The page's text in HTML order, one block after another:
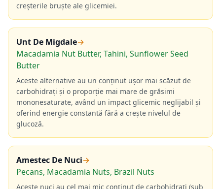
creșterile bruște ale glicemiei.
Unt De Migdale→
Macadamia Nut Butter, Tahini, Sunflower Seed
Butter
Aceste alternative au un conținut ușor mai scăzut de
carbohidrați și o proporție mai mare de grăsimi
mononesaturate, având un impact glicemic neglijabil și
oferind energie constantă fără a crește nivelul de
glucoză.
Amestec De Nuci→
Pecans, Macadamia Nuts, Brazil Nuts
Aceste nuci au cel mai mic conținut de carbohidrați (sub